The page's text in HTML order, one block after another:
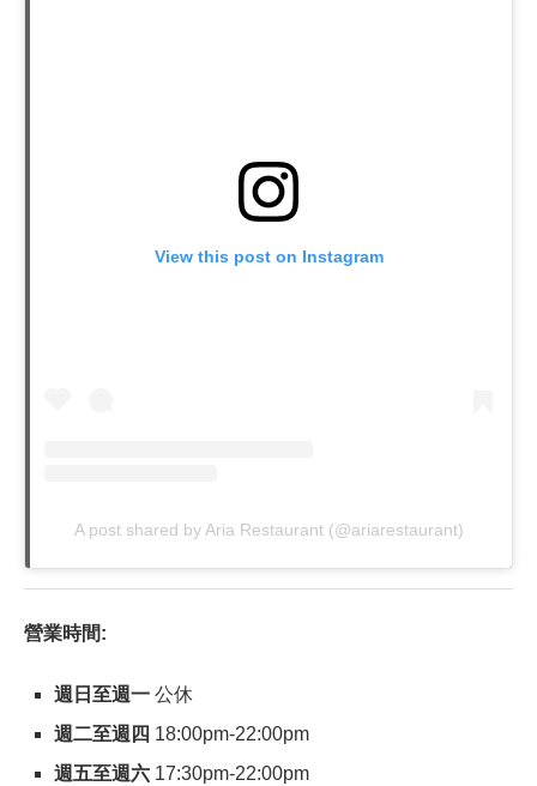
View this post on Instagram
A post shared by Aria Restaurant (@ariarestaurant)
營業時間:
週日至週一 公休
週二至週四 18:00pm-22:00pm
週五至週六 17:30pm-22:00pm